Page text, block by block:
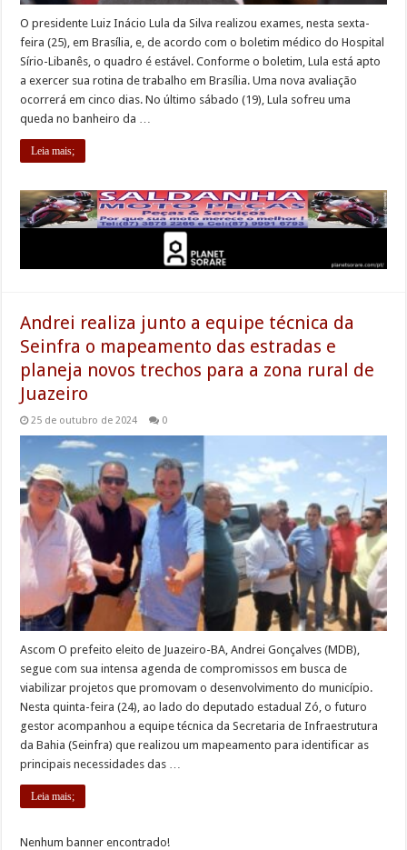
O presidente Luiz Inácio Lula da Silva realizou exames, nesta sexta-
feira (25), em Brasília, e, de acordo com o boletim médico do Hospital
Sírio-Libanês, o quadro é estável. Conforme o boletim, Lula está apto
a exercer sua rotina de trabalho em Brasília. Uma nova avaliação
ocorrerá em cinco dias. No último sábado (19), Lula sofreu uma
queda no banheiro da …
Leia mais;
Andrei realiza junto a equipe técnica da
Seinfra o mapeamento das estradas e
planeja novos trechos para a zona rural de
Juazeiro
25 de outubro de 2024 0
Ascom O prefeito eleito de Juazeiro-BA, Andrei Gonçalves (MDB),
segue com sua intensa agenda de compromissos em busca de
viabilizar projetos que promovam o desenvolvimento do município.
Nesta quinta-feira (24), ao lado do deputado estadual Zó, o futuro
gestor acompanhou a equipe técnica da Secretaria de Infraestrutura
da Bahia (Seinfra) que realizou um mapeamento para identificar as
principais necessidades das …
Leia mais;
Nenhum banner encontrado!